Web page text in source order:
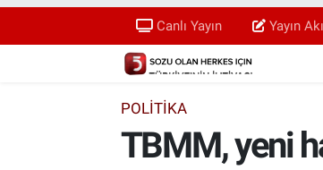
Canlı Yayın Yayın
POLİTİKA
TBMM, yeni
Yayın Akışı
TV 5 Ekranı ve Arşiv